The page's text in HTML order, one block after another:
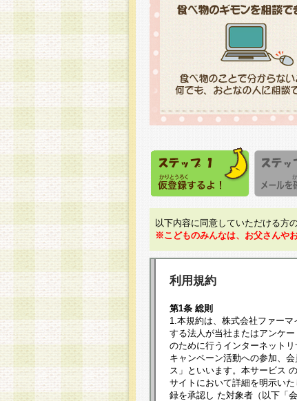
以下内容に同意していただける方
※こどものみんなは、お父さんや
利用規約
第1条 総則
1.本規約は、株式会社ファー
する法人が当社またはアンケ
のために行うインターネット
キャンペーン活動への参加、
ス」といいます。本サービス
サイトにおいて詳細を明示い
録を承認し た対象者（以下「